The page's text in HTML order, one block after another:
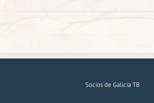
Socios de Galicia TB